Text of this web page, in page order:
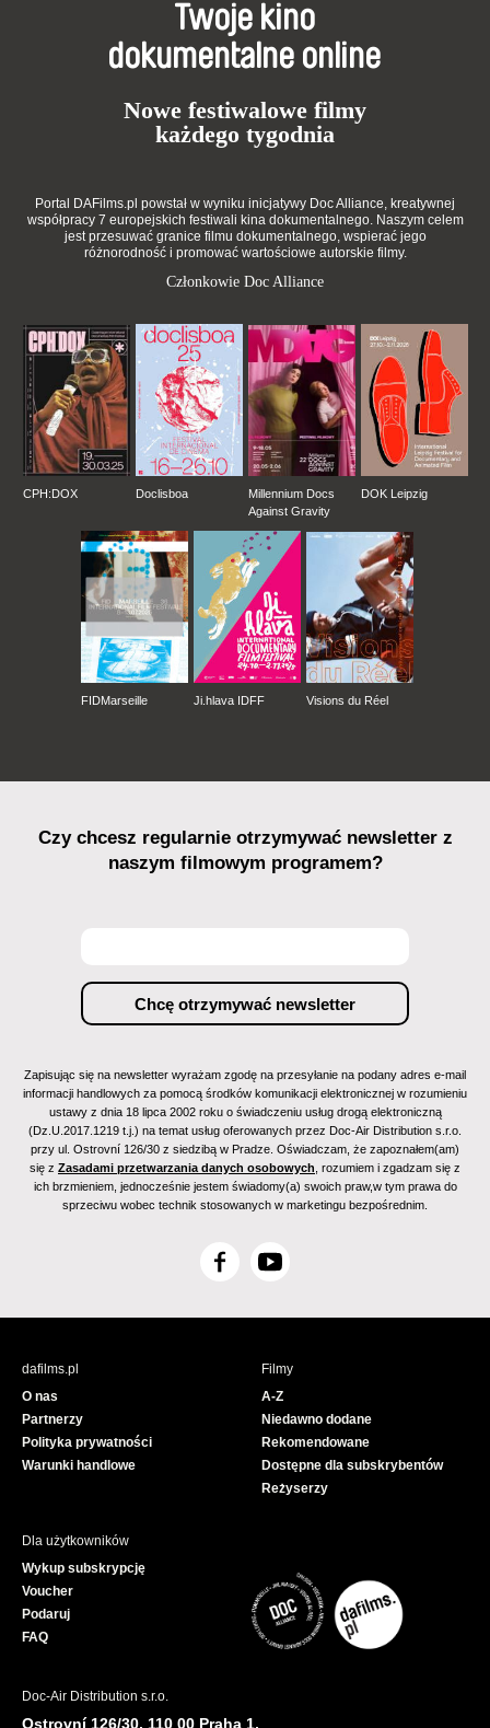
Twoje kino
dokumentalne online
Nowe festiwalowe filmy
każdego tygodnia
Portal DAFilms.pl powstał w wyniku inicjatywy Doc Alliance, kreatywnej
współpracy 7 europejskich festiwali kina dokumentalnego. Naszym celem
jest przesuwać granice filmu dokumentalnego, wspierać jego
różnorodność i promować wartościowe autorskie filmy.
Członkowie Doc Alliance
CPH:DOX Doclisboa
Millennium Docs
Against Gravity
DOK Leipzig
FIDMarseille Ji.hlava IDFF Visions du Réel
Czy chcesz regularnie otrzymywać newsletter z
naszym filmowym programem?
Zapisując się na newsletter wyrażam zgodę na przesyłanie na podany adres e-mail
informacji handlowych za pomocą środków komunikacji elektronicznej w rozumieniu
ustawy z dnia 18 lipca 2002 roku o świadczeniu usług drogą elektroniczną
(Dz.U.2017.1219 t.j.) na temat usług oferowanych przez Doc-Air Distribution s.r.o.
przy ul. Ostrovní 126/30 z siedzibą w Pradze. Oświadczam, że zapoznałem(am)
się z Zasadami przetwarzania danych osobowych , rozumiem i zgadzam się z
ich brzmieniem, jednocześnie jestem świadomy(a) swoich praw,w tym prawa do
sprzeciwu wobec technik stosowanych w marketingu bezpośrednim.
F
c
Y
u
e
dafilms.pl
O nas
Partnerzy
Polityka prywatności
Warunki handlowe
Filmy
A-Z
Niedawno dodane
Rekomendowane
Dostępne dla subskrybentów
Reżyserzy
Dla użytkowników
Wykup subskrypcję
Voucher
Podaruj
FAQ
Doc-Air Distribution s.r.o.
Ostrovní 126/30, 110 00 Praha 1,